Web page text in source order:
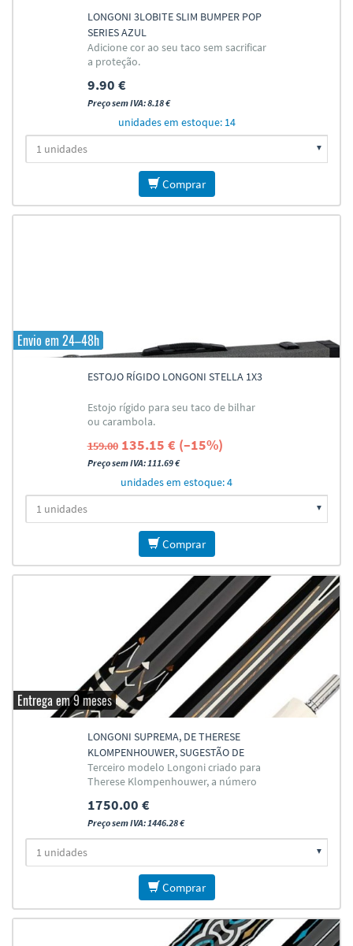
LONGONI 3LOBITE SLIM BUMPER POP
SERIES AZUL
Adicione cor ao seu taco sem sacrificar
a proteção.
9.90 €
Preço sem IVA: 8.18 €
unidades em estoque: 14
Comprar
Envio em 24–48h
ESTOJO RÍGIDO LONGONI STELLA 1X3
Estojo rígido para seu taco de bilhar
ou carambola.
159.00 135.15 € (–15%)
Preço sem IVA: 111.69 €
unidades em estoque: 4
Comprar
Entrega em 9 meses
LONGONI SUPREMA, DE THERESE
KLOMPENHOUWER, SUGESTÃO DE
CARAMBOLA
Terceiro modelo Longoni criado para
Therese Klompenhouwer, a número
feminino.
1750.00 €
Preço sem IVA: 1446.28 €
Comprar